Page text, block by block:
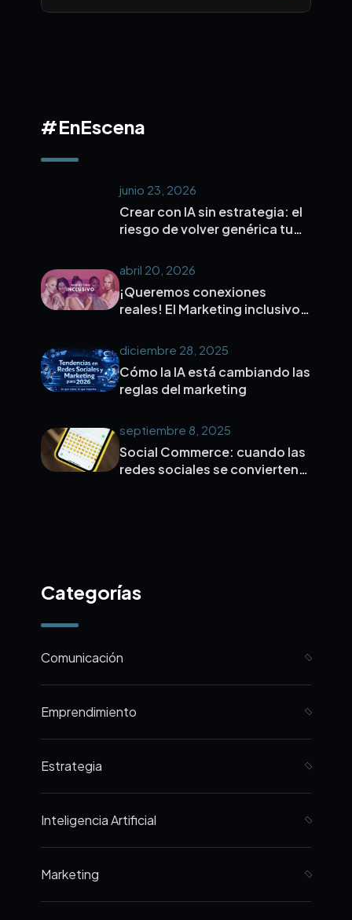
#EnEscena
junio 23, 2026
Crear con IA sin estrategia: el
riesgo de volver genérica tu
abril 20, 2026
¡Queremos conexiones
reales! El Marketing inclusivo y
forma de conectar de verdad
con tu público.
diciembre 28, 2025
Cómo la IA está cambiando las
reglas del marketing
septiembre 8, 2025
Social Commerce: cuando las
redes sociales se convierten
Categorías
Comunicación
Emprendimiento
Estrategia
Inteligencia Artificial
Marketing